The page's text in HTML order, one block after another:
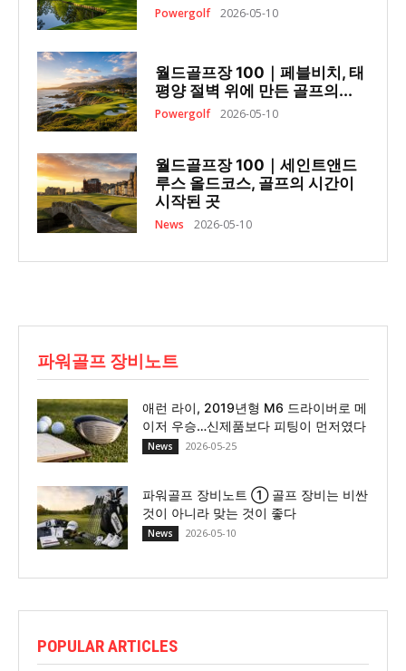
Powergolf 2026-05-10
월드골프장 100｜페블비치, 태
평양 절벽 위에 만든 골프의...
Powergolf 2026-05-10
월드골프장 100｜세인트앤드
루스 올드코스, 골프의 시간이
시작된 곳
News 2026-05-10
파워골프 장비노트
애런 라이, 2019년형 M6 드라이버로 메
이저 우승…신제품보다 피팅이 먼저였다
News 2026-05-25
파워골프 장비노트 ① 골프 장비는 비싼
것이 아니라 맞는 것이 좋다
News 2026-05-10
POPULAR ARTICLES